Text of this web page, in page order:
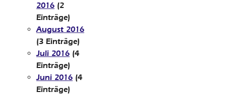
2016 (2
Einträge)
August 2016
(3 Einträge)
Juli 2016 (4
Einträge)
Juni 2016 (4
Einträge)